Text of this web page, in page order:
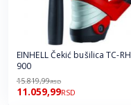
EINHELL Čekić bušilica TC-RH
900
15.819,99RSD
11.059,99RSD